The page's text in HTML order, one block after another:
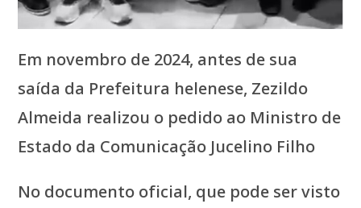
Em novembro de 2024, antes de sua
saída da Prefeitura helenese, Zezildo
Almeida realizou o pedido ao Ministro de
Estado da Comunicação Jucelino Filho
No documento oficial, que pode ser visto